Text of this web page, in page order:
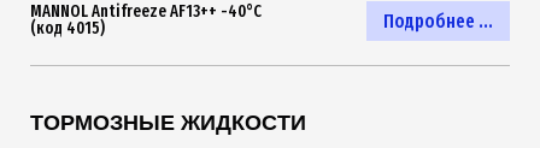
Подробнее ...
MANNOL Antifreeze AF13++ -40°C
(код 4015)
ТОРМОЗНЫЕ ЖИДКОСТИ